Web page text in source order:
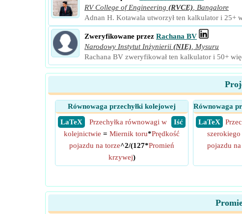
RV College of Engineering (RVCE)
Bangalore
Adnan H. Kotawala utworzył ten kalkulator i 25+
Zweryfikowane przez Rachana BV
Narodowy Instytut Inżynierii (NIE)
Mysuru
Rachana BV zweryfikował ten kalkulator i 50+
Równowaga przechyłki kolejowej
​ LaTeX
​ Iść
Przechyłka równowagi w
kolejnictwie = Miernik toru*Prędkość
pojazdu na torze^2/(127*Promień
krzywej)
Równowaga
​ LaTeX
szerokiego
pojazdu